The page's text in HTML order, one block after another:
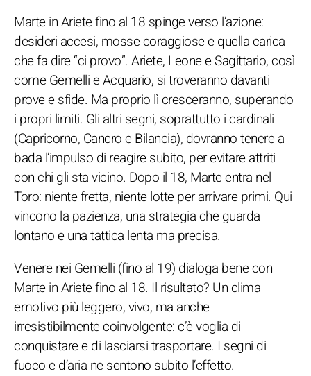
Marte in Ariete fino al 18 spinge verso l’azione:
desideri accesi, mosse coraggiose e quella carica
che fa dire “ci provo”. Ariete, Leone e Sagittario, così
come Gemelli e Acquario, si troveranno davanti
prove e sfide. Ma proprio lì cresceranno, superando
i propri limiti. Gli altri segni, soprattutto i cardinali
(Capricorno, Cancro e Bilancia), dovranno tenere a
bada l’impulso di reagire subito, per evitare attriti
con chi gli sta vicino. Dopo il 18, Marte entra nel
Toro: niente fretta, niente lotte per arrivare primi. Qui
vincono la pazienza, una strategia che guarda
lontano e una tattica lenta ma precisa.
Venere nei Gemelli (fino al 19) dialoga bene con
Marte in Ariete fino al 18. Il risultato? Un clima
emotivo più leggero, vivo, ma anche
irresistibilmente coinvolgente: c’è voglia di
conquistare e di lasciarsi trasportare. I segni di
fuoco e d’aria ne sentono subito l’effetto.